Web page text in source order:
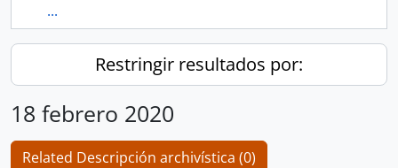
...
Restringir resultados por:
18 febrero 2020
Related Descripción archivística (0)